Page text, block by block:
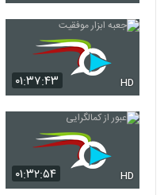
۰۱:۳۷:۴۳ HD
۰۱:۳۲:۵۴ HD